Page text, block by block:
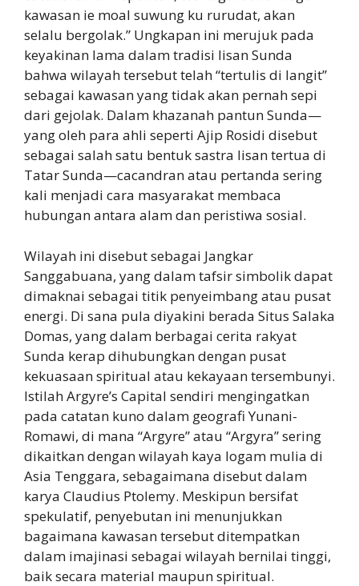
kawasan ie moal suwung ku rurudat, akan
selalu bergolak.” Ungkapan ini merujuk pada
keyakinan lama dalam tradisi lisan Sunda
bahwa wilayah tersebut telah “tertulis di langit”
sebagai kawasan yang tidak akan pernah sepi
dari gejolak. Dalam khazanah pantun Sunda—
yang oleh para ahli seperti Ajip Rosidi disebut
sebagai salah satu bentuk sastra lisan tertua di
Tatar Sunda—cacandran atau pertanda sering
kali menjadi cara masyarakat membaca
hubungan antara alam dan peristiwa sosial.
Wilayah ini disebut sebagai Jangkar
Sanggabuana, yang dalam tafsir simbolik dapat
dimaknai sebagai titik penyeimbang atau pusat
energi. Di sana pula diyakini berada Situs Salaka
Domas, yang dalam berbagai cerita rakyat
Sunda kerap dihubungkan dengan pusat
kekuasaan spiritual atau kekayaan tersembunyi.
Istilah Argyre’s Capital sendiri mengingatkan
pada catatan kuno dalam geografi Yunani-
Romawi, di mana “Argyre” atau “Argyra” sering
dikaitkan dengan wilayah kaya logam mulia di
Asia Tenggara, sebagaimana disebut dalam
karya Claudius Ptolemy. Meskipun bersifat
spekulatif, penyebutan ini menunjukkan
bagaimana kawasan tersebut ditempatkan
dalam imajinasi sebagai wilayah bernilai tinggi,
baik secara material maupun spiritual.